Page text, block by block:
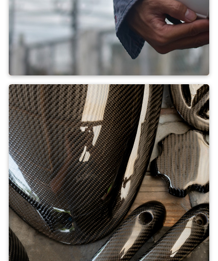
Applications de sécurité